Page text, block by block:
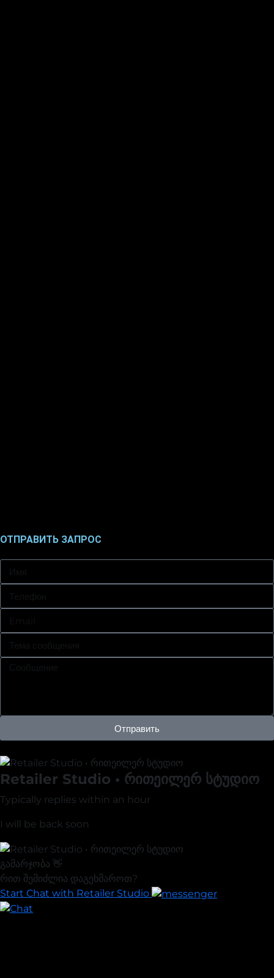
ОТПРАВИТЬ ЗАПРОС
Отправить
Retailer Studio • რითეილერ სტუდიო
Typically replies within an hour
I will be back soon
გამარჯობა 👋
რით შემიძლია დაგეხმაროთ?
Start Chat with Retailer Studio